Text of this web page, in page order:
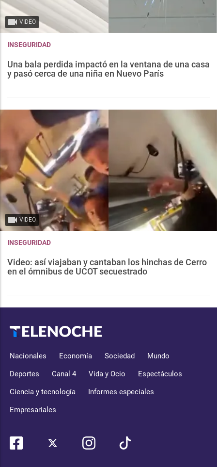
VIDEO
INSEGURIDAD
Una bala perdida impactó en la ventana de una casa
y pasó cerca de una niña en Nuevo París
VIDEO
INSEGURIDAD
Video: así viajaban y cantaban los hinchas de Cerro
en el ómnibus de UCOT secuestrado
Nacionales Economía Sociedad Mundo
Deportes Canal 4 Vida y Ocio Espectáculos
Ciencia y tecnología Informes especiales
Empresariales